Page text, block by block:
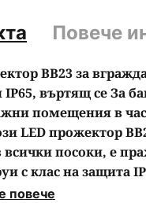
Повече
BB23 за
IP65, въртящ се За
помещения в
LED прожектор
всички посоки, е
с клас на защита
с помощта
повече